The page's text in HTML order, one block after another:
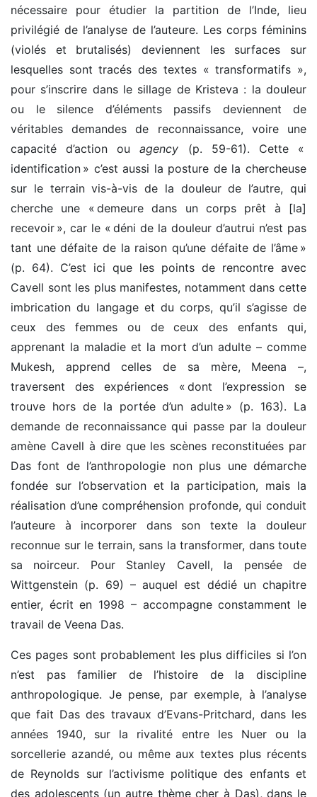
nécessaire pour étudier la partition de l’Inde, lieu
privilégié de l’analyse de l’auteure. Les corps féminins
(violés et brutalisés) deviennent les surfaces sur
lesquelles sont tracés des textes « transformatifs »,
pour s’inscrire dans le sillage de Kristeva : la douleur
ou le silence d’éléments passifs deviennent de
véritables demandes de reconnaissance, voire une
capacité d’action ouagency (p. 59-61). Cette «
identification » c’est aussi la posture de la chercheuse
sur le terrain vis-à-vis de la douleur de l’autre, qui
cherche une « demeure dans un corps prêt à [la]
recevoir », car le « déni de la douleur d’autrui n’est pas
tant une défaite de la raison qu’une défaite de l’âme »
(p. 64). C’est ici que les points de rencontre avec
Cavell sont les plus manifestes, notamment dans cette
imbrication du langage et du corps, qu’il s’agisse de
ceux des femmes ou de ceux des enfants qui,
apprenant la maladie et la mort d’un adulte – comme
Mukesh, apprend celles de sa mère, Meena –,
traversent des expériences « dont l’expression se
trouve hors de la portée d’un adulte » (p. 163). La
demande de reconnaissance qui passe par la douleur
amène Cavell à dire que les scènes reconstituées par
Das font de l’anthropologie non plus une démarche
fondée sur l’observation et la participation, mais la
réalisation d’une compréhension profonde, qui conduit
l’auteure à incorporer dans son texte la douleur
reconnue sur le terrain, sans la transformer, dans toute
sa noirceur. Pour Stanley Cavell, la pensée de
Wittgenstein (p. 69) – auquel est dédié un chapitre
entier, écrit en 1998 – accompagne constamment le
travail de Veena Das.
Ces pages sont probablement les plus difficiles si l’on
n’est pas familier de l’histoire de la discipline
anthropologique. Je pense, par exemple, à l’analyse
que fait Das des travaux d’Evans-Pritchard, dans les
années 1940, sur la rivalité entre les Nuer ou la
sorcellerie azandé, ou même aux textes plus récents
de Reynolds sur l’activisme politique des enfants et
des adolescents (un autre thème cher à Das), dans le